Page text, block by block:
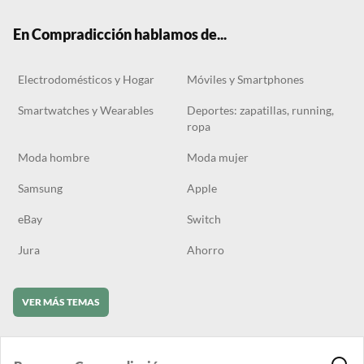
En Compradicción hablamos de...
Electrodomésticos y Hogar Móviles y Smartphones
Smartwatches y Wearables
Deportes: zapatillas, running,
ropa
Moda hombre Moda mujer
Samsung Apple
eBay Switch
Jura Ahorro
VER MÁS TEMAS